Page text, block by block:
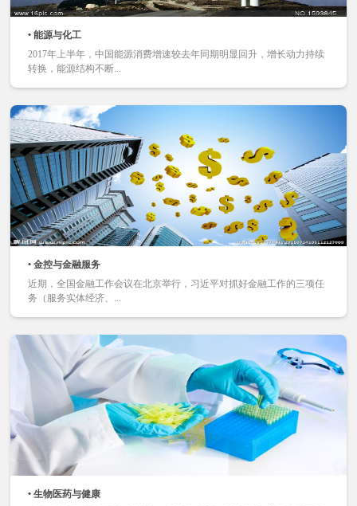
• 能源与化工
2017年上半年，中国能源消费增速较去年同期明显回升，增长动力持续
转换，能源结构不断...
• 金控与金融服务
近期，全国金融工作会议在北京举行，习近平对抓好金融工作的三项任
务（服务实体经济、...
• 生物医药与健康